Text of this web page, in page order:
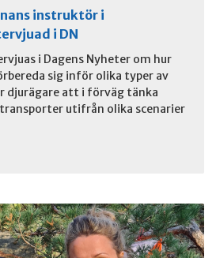
instruktör i
i DN
i Dagens Nyheter om hur
sig inför olika typer av
djurägare att i förväg tänka
utifrån olika scenarier